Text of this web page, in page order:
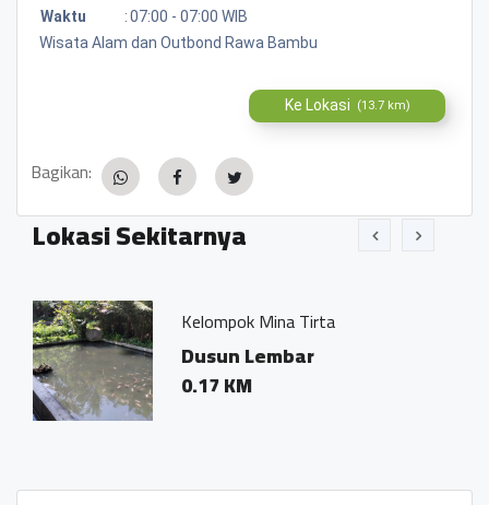
Waktu
:07:00 - 07:00 WIB
Wisata Alam dan Outbond Rawa Bambu
Ke Lokasi (13.7 km)
Bagikan:
Lokasi Sekitarnya
Kelompok Mina Tirta
Dusun Lembar
0.17 KM